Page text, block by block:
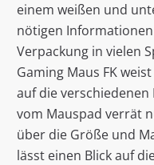
einem weißen und
nötigen
Verpackung in vielen
Gaming Maus FK
auf die verschiedenen
vom Mauspad verrät
über die Größe und
lässt einen Blick auf